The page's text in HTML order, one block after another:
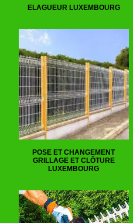
ELAGUEUR LUXEMBOURG
POSE ET CHANGEMENT
GRILLAGE ET CLÔTURE
LUXEMBOURG